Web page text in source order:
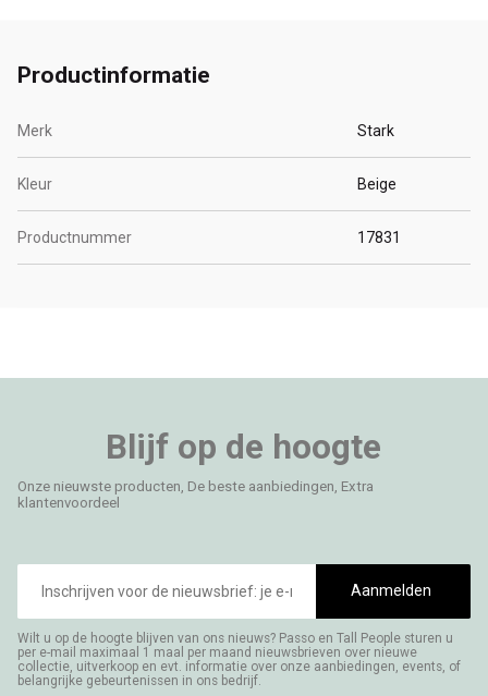
Productinformatie
Merk Stark
Kleur Beige
Productnummer 17831
Blijf op de hoogte
Onze nieuwste producten, De beste aanbiedingen, Extra
klantenvoordeel
mailadres
Aanmelden
Wilt u op de hoogte blijven van ons nieuws? Passo en Tall People sturen u
per e-mail maximaal 1 maal per maand nieuwsbrieven over nieuwe
collectie, uitverkoop en evt. informatie over onze aanbiedingen, events, of
belangrijke gebeurtenissen in ons bedrijf.